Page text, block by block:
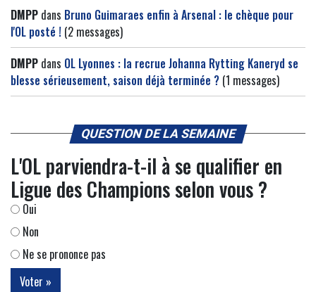
DMPP dans Bruno Guimaraes enfin à Arsenal : le chèque pour
l'OL posté ! (2 messages)
DMPP dans OL Lyonnes : la recrue Johanna Rytting Kaneryd se
blesse sérieusement, saison déjà terminée ? (1 messages)
QUESTION DE LA SEMAINE
L'OL parviendra-t-il à se qualifier en
Ligue des Champions selon vous ?
Oui
Non
Ne se prononce pas